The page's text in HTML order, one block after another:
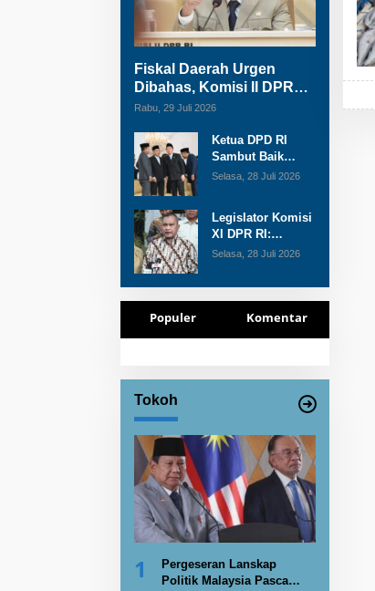
Fiskal Daerah Urgen
Dibahas, Komisi II DPR
akan Gelar RDP Meski
Rabu, 29 Juli 2026
Ketua DPD RI
Sambut Baik
Skema Top Up
Selasa, 28 Juli 2026
Legislator Komisi
XI DPR RI:
Pengganti Perry
Independensi BI
Selasa, 28 Juli 2026
Populer Komentar
Tokoh
1
Pergeseran Lanskap
Politik Malaysia Pasca